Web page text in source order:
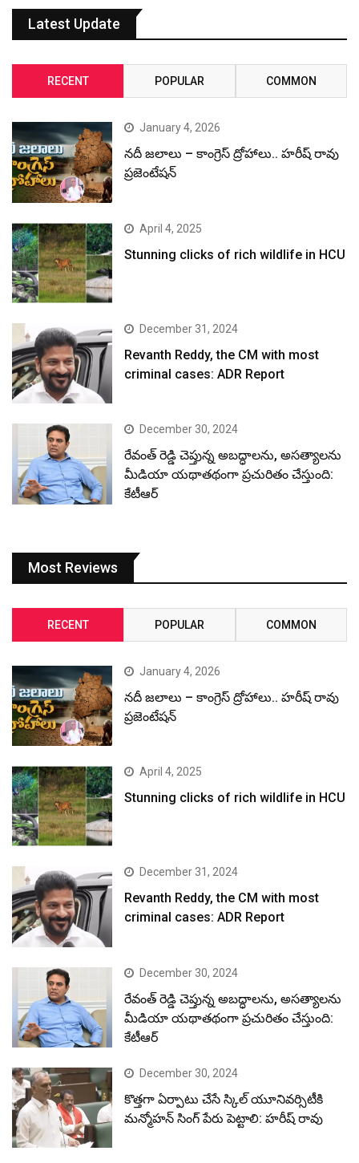
Latest Update
RECENT POPULAR COMMON
January 4, 2026
నదీ జలాలు – కాంగ్రెస్ ద్రోహాలు.. హరీష్ రావు
ప్రజెంటేషన్
April 4, 2025
Stunning clicks of rich wildlife in HCU
December 31, 2024
Revanth Reddy, the CM with most
criminal cases: ADR Report
December 30, 2024
రేవంత్ రెడ్డి చెప్తున్న అబద్ధాలను, అసత్యాలను
మీడియా యథాతథంగా ప్రచురితం చేస్తుంది:
కేటీఆర్
Most Reviews
RECENT POPULAR COMMON
January 4, 2026
నదీ జలాలు – కాంగ్రెస్ ద్రోహాలు.. హరీష్ రావు
ప్రజెంటేషన్
April 4, 2025
Stunning clicks of rich wildlife in HCU
December 31, 2024
Revanth Reddy, the CM with most
criminal cases: ADR Report
December 30, 2024
రేవంత్ రెడ్డి చెప్తున్న అబద్ధాలను, అసత్యాలను
మీడియా యథాతథంగా ప్రచురితం చేస్తుంది:
కేటీఆర్
December 30, 2024
కొత్తగా ఏర్పాటు చేసే స్కిల్ యూనివర్సిటీకి
మన్మోహన్ సింగ్ పేరు పెట్టాలి: హరీష్ రావు